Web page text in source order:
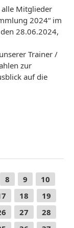
alle Mitglieder
2024“ im
28.06.2024,
Trainer /
zur
auf die
8 9
10
18
19
27
28